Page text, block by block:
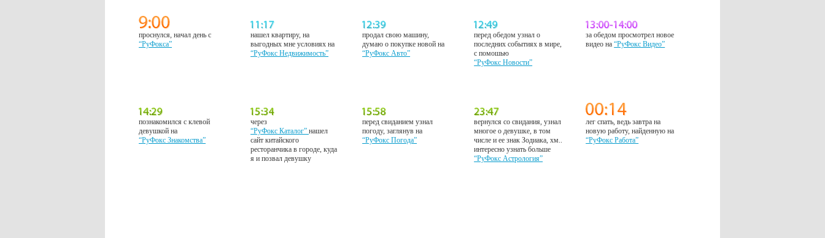
проснулся, начал день с
“РуФокса”
нашел квартиру, на
выгодных мне условиях на
“РуФокс Недвижимость”
продал свою машину,
думаю о покупке новой на
“РуФокс Авто”
перед обедом узнал о
последних событиях в мире,
с помошью
“РуФокс Новости”
за обедом просмотрел новое
видео на“РуФокс Видео”
познакомился с клевой
девушкой на
“РуФокс Знакомства”
через
“РуФокс Каталог”нашел
сайт китайского
ресторанчика в городе, куда
я и позвал девушку
перед свиданием узнал
погоду, заглянув на
“РуФокс Погода”
вернулся со свидания, узнал
многое о девушке, в том
числе и ее знак Зодиака, хм..
интересно узнать больше
“РуФокс Астрология”
лег спать, ведь завтра на
новую работу, найденную на
“РуФокс Работа”